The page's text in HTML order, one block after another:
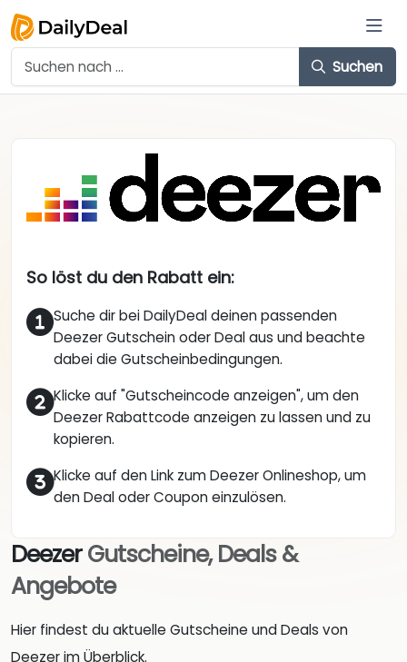
Suchen
So löst du den Rabatt ein:
Suche dir bei DailyDeal deinen passenden
Deezer Gutschein oder Deal aus und beachte
dabei die Gutscheinbedingungen.
Klicke auf "Gutscheincode anzeigen", um den
Deezer Rabattcode anzeigen zu lassen und zu
kopieren.
Klicke auf den Link zum Deezer Onlineshop, um
den Deal oder Coupon einzulösen.
DeezerGutscheine, Deals &
Angebote
Hier findest du aktuelle Gutscheine und Deals von
Deezer im Überblick.